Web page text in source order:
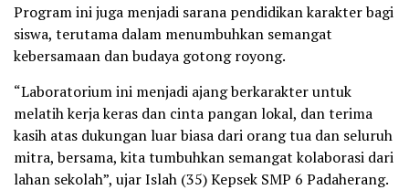
Program ini juga menjadi sarana pendidikan karakter bagi
siswa, terutama dalam menumbuhkan semangat
kebersamaan dan budaya gotong royong.
“Laboratorium ini menjadi ajang berkarakter untuk
melatih kerja keras dan cinta pangan lokal, dan terima
kasih atas dukungan luar biasa dari orang tua dan seluruh
mitra, bersama, kita tumbuhkan semangat kolaborasi dari
lahan sekolah”, ujar Islah (35) Kepsek SMP 6 Padaherang.